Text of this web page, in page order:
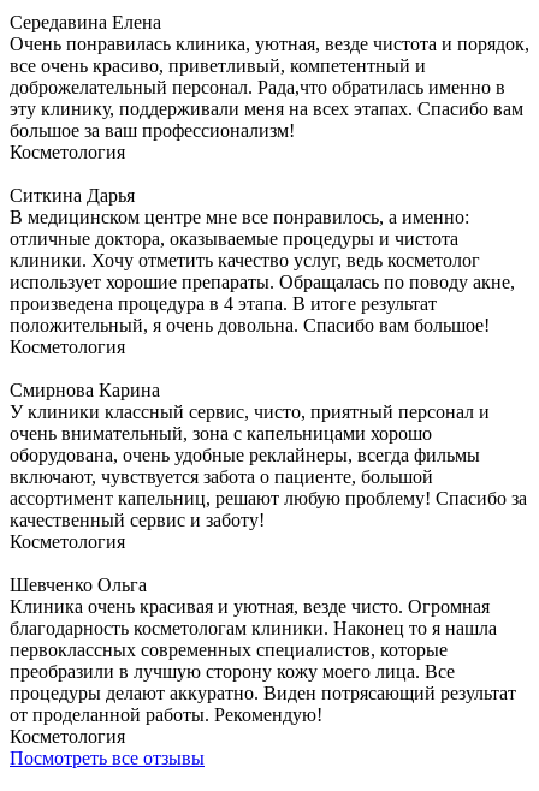
Середавина Елена
Очень понравилась клиника, уютная, везде чистота и порядок,
все очень красиво, приветливый, компетентный и
доброжелательный персонал. Рада,что обратилась именно в
эту клинику, поддерживали меня на всех этапах. Спасибо вам
большое за ваш профессионализм!
Косметология
Ситкина Дарья
В медицинском центре мне все понравилось, а именно:
отличные доктора, оказываемые процедуры и чистота
клиники. Хочу отметить качество услуг, ведь косметолог
использует хорошие препараты. Обращалась по поводу акне,
произведена процедура в 4 этапа. В итоге результат
положительный, я очень довольна. Спасибо вам большое!
Косметология
Смирнова Карина
У клиники классный сервис, чисто, приятный персонал и
очень внимательный, зона с капельницами хорошо
оборудована, очень удобные реклайнеры, всегда фильмы
включают, чувствуется забота о пациенте, большой
ассортимент капельниц, решают любую проблему! Спасибо за
качественный сервис и заботу!
Косметология
Шевченко Ольга
Клиника очень красивая и уютная, везде чисто. Огромная
благодарность косметологам клиники. Наконец то я нашла
первоклассных современных специалистов, которые
преобразили в лучшую сторону кожу моего лица. Все
процедуры делают аккуратно. Виден потрясающий результат
от проделанной работы. Рекомендую!
Косметология
Посмотреть все отзывы